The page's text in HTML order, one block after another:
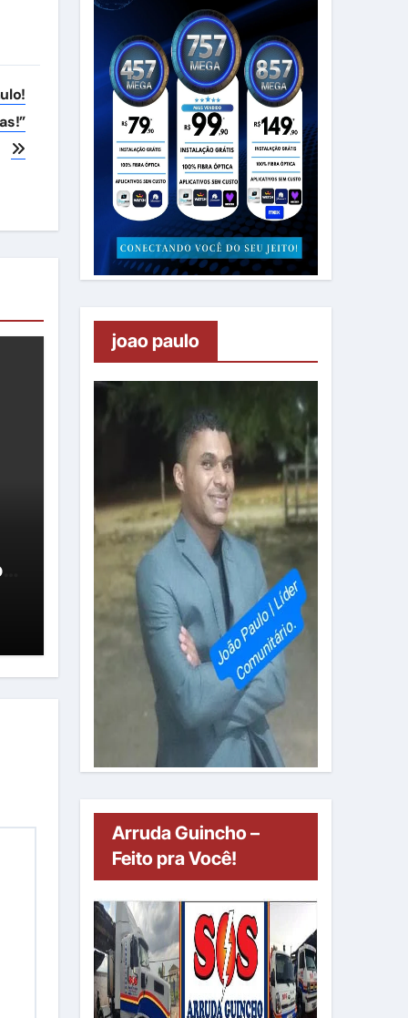
joao paulo
Arruda Guincho –
Feito pra Você!